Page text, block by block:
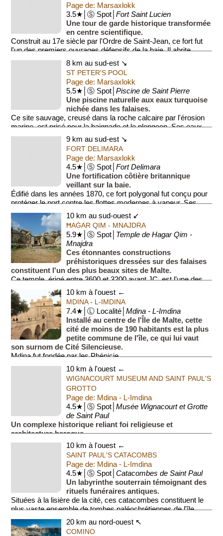
Page de: Marsaxlokk
3.5★│Ⓢ Spot│Fort Saint Lucien
Une tour de garde historique transformée
en centre scientifique.
Construit au 17e siècle par l'Ordre de Saint-Jean, ce fort fut
l'un des premiers ouvrages défensifs de la baie. Il abrite
aujourd'hu...
8 km au sud-est ↘
ST PETER'S POOL
Page de: Marsaxlokk
5.5★│Ⓢ Spot│Piscine de Saint Pierre
Une piscine naturelle aux eaux turquoise
nichée dans les falaises.
Ce site sauvage, creusé dans la roche calcaire par l'érosion
marine, est prisé pour la baignade et le plongeon. Ses eaux
cristalli...
9 km au sud-est ↘
FORT DELIMARA
Page de: Marsaxlokk
4.5★│Ⓢ Spot│Fort Delimara
Une fortification côtière britannique
veillant sur la baie.
Édifié dans les années 1870, ce fort polygonal fut conçu pour
protéger le port contre les flottes modernes à vapeur. Ses
structures mass...10 km au sud-ouest ↙
ĦAĠAR QIM - MNAJDRA
5.9★│Ⓢ Spot│ Temple de Hagar Qim -
Mnajdra
Ces étonnantes constructions
préhistoriques dressées sur des falaises
constituent l'un des plus beaux sites de Malte.
Ce temple, érigé entre 3600 et 3200 avant JC, est l’une des
merveilles mégali...10 km à l'ouest ←
MDINA - L-IMDINA
7.4★│Ⓛ Localité│Mdina - L-Imdina
Installé au centre de l'Île de Malte, cette
cité de moins de 190 habitants est la plus
petite commune de l'île, ce qui lui vaut
son surnom de Cité Silencieuse.
Mdina fut fondée par les Phénicie...
10 km à l'ouest ←
WIGNACOURT MUSEUM AND SAINT PAUL'S
GROTTO
Page de: Mdina - L-Imdina
4.5★│Ⓢ Spot│Musée Wignacourt et Grotte
de Saint Paul
Un complexe historique reliant foi religieuse et
architecture baroque.
Ce musée, installé dans l'ancien collège des chapelains, est
relié à la grotte où Saint Paul aurait séjourné après son
10 km à l'ouest ←
SAINT PAUL'S CATACOMBS
Page de: Mdina - L-Imdina
4.5★│Ⓢ Spot│Catacombes de Saint Paul
Un labyrinthe souterrain témoignant des
rituels funéraires antiques.
Situées à la lisière de la cité, ces catacombes constituent le
plus vaste ensemble de tombes paléochrétiennes de l'île.
Utilisé...
20 km au nord-ouest ↖
COMINO